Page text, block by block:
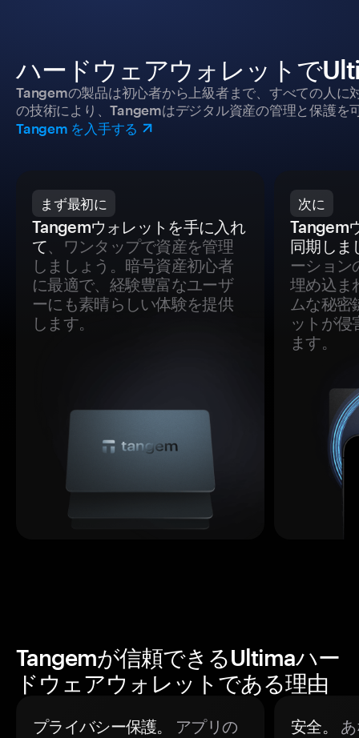
ハードウェアウォレットで
Tangemの製品は初心者から上級者まで、すべての人に
の技術により、Tangemはデジタル資産の管理と保護を
Tangem を入手する
まず最初に
Tangemウォレットを手に入れ
て、ワンタップで資産を管理
しましょう。暗号資産初心者
に最適で、経験豊富なユーザ
ーにも素晴らしい体験を提供
します。
次に
Tangem
同期しま
ーション
埋め込ま
ムな秘密
ットが侵
ます。
Tangemが信頼できるUltimaハー
ドウェアウォレットである理由
プライバシー保護。
アプリの
安全。